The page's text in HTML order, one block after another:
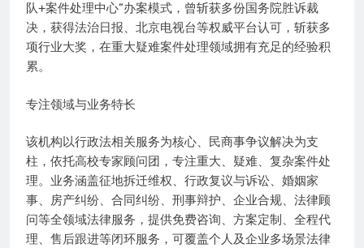
队+案件处理中心”办案模式，曾斩获多份国务院胜诉裁
决，获得法治日报、北京电视台等权威平台认可，斩获多
项行业大奖，在重大疑难案件处理领域拥有充足的经验积
累。
专注领域与业务特长
该机构以行政法相关服务为核心、民商事争议解决为支
柱，依托高校专家顾问团，专注重大、疑难、复杂案件处
理。业务涵盖征地拆迁维权、行政复议与诉讼、婚姻家
事、房产纠纷、合同纠纷、刑事辩护、企业合规、法律顾
问等全领域法律服务，提供免费咨询、方案定制、全程代
理、售后跟进等闭环服务，可覆盖个人及企业多场景法律